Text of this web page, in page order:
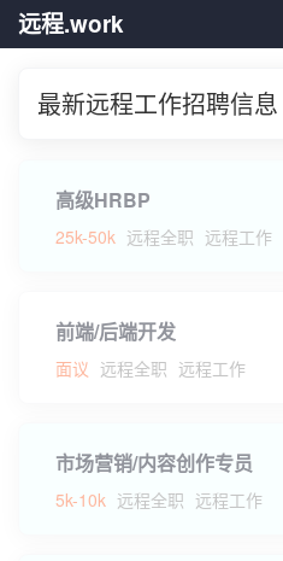
远程.work
最新远程工作招聘信息
高级HRBP
25k-50k 远程全职 远程工作
前端/后端开发
面议 远程全职 远程工作
市场营销/内容创作专员
5k-10k 远程全职 远程工作